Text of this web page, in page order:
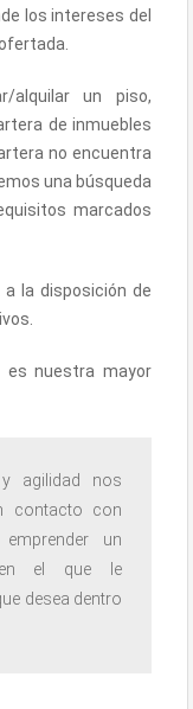
los intereses del
alquilar un piso,
de inmuebles
no encuentra
una búsqueda
marcados
la disposición de
es nuestra mayor
y agilidad nos
contacto con
un
en el que le
desea dentro